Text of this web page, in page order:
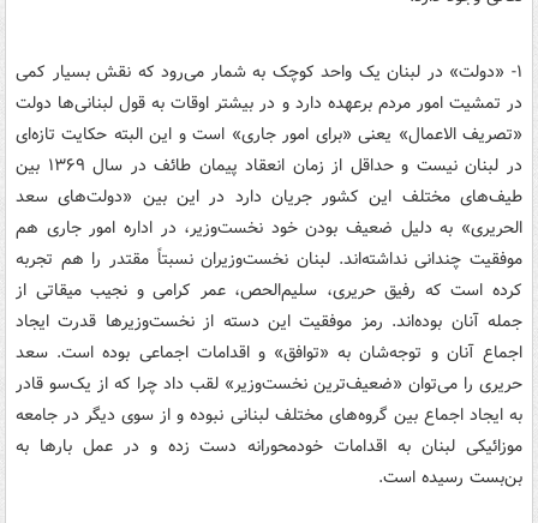
۱- «دولت» در لبنان یک واحد کوچک به شمار می‌رود که نقش بسیار کمی
در تمشیت امور مردم برعهده ‌دارد و در بیشتر اوقات به قول لبنانی‌ها دولت
«تصریف الاعمال» یعنی «برای امور جاری» است و این البته حکایت تازه‌ای
در لبنان نیست و حداقل از زمان انعقاد پیمان طائف در سال ۱۳۶۹ بین
طیف‌های مختلف این کشور جریان دارد در این بین «دولت‌های سعد
الحریری» به دلیل ضعیف بودن خود نخست‌وزیر، در اداره امور جاری هم
موفقیت چندانی نداشته‌اند. لبنان نخست‌وزیران نسبتاً مقتدر را هم تجربه
کرده است که رفیق حریری، سلیم‌الحص، عمر کرامی و نجیب میقاتی از
جمله آنان بوده‌اند. رمز موفقیت این دسته از نخست‌وزیرها قدرت ایجاد
اجماع آنان و توجه‌شان به «توافق» و اقدامات اجماعی بوده است. سعد
حریری را می‌توان «ضعیف‌ترین نخست‌وزیر» لقب داد چرا که از یک‌سو قادر
به ایجاد اجماع بین گروه‌های مختلف لبنانی نبوده و از سوی دیگر در جامعه
موزائیکی لبنان به اقدامات خودمحورانه دست زده و در عمل بارها به
بن‌بست رسیده است.